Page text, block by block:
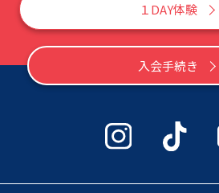
１DAY体験
入会手続き